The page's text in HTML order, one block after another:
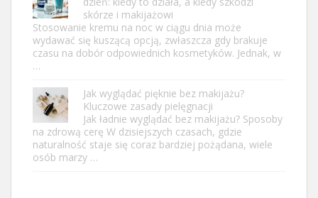
skórze i makijażowi
Stosowanie kremu na noc w ciągu dnia może
wydawać się kuszącą opcją, zwłaszcza gdy brakuje
czasu na dobór odpowiednich kosmetyków. Jednak, w
…
Jak wyglądać pięknie bez makijażu?
Kluczowe zasady pielęgnacji
Jak ładnie wyglądać bez makijażu? Sposoby
na zdrową cerę W dzisiejszych czasach, gdzie
naturalność staje się coraz bardziej pożądana, wiele
osób marzy …